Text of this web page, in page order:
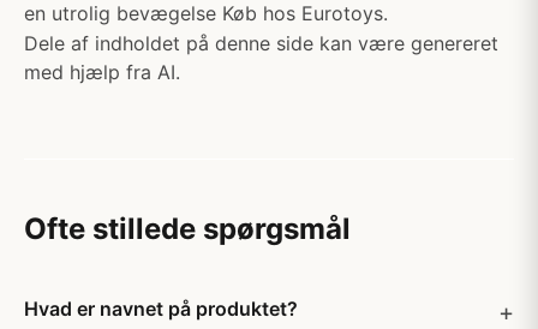
en utrolig bevægelse Køb hos Eurotoys.
Dele af indholdet på denne side kan være genereret
med hjælp fra AI.
Ofte stillede spørgsmål
Hvad er navnet på produktet?